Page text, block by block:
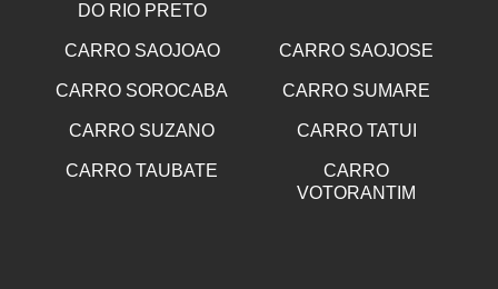
DO RIO PRETO
CARRO SAOJOAO CARRO SAOJOSE
CARRO SOROCABA CARRO SUMARE
CARRO SUZANO CARRO TATUI
CARRO TAUBATE
CARRO
VOTORANTIM